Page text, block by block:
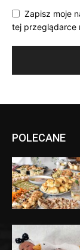
Zapisz moje
tej przeglądarce
POLECANE